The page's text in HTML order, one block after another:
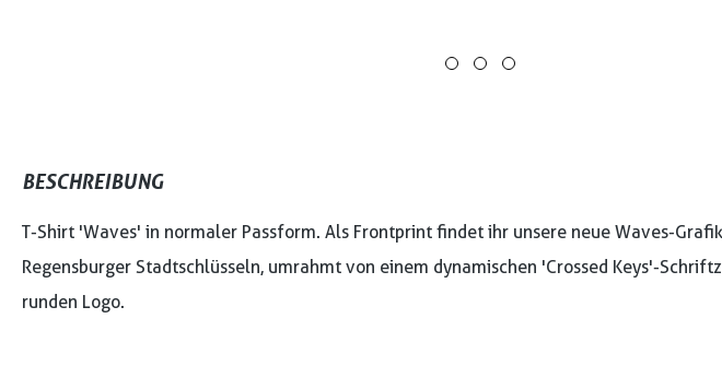
BESCHREIBUNG
T-Shirt 'Waves' in normaler Passform. Als Frontprint findet ihr unsere neue Waves-
Regensburger Stadtschlüsseln, umrahmt von einem dynamischen 'Crossed Keys'-
runden Logo.